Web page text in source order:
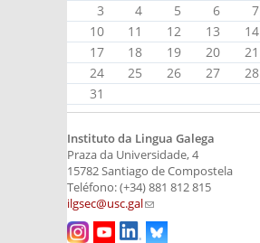
3
4 5 6 7
10
11 12 13 14
17
18 19 20 21
24
25 26 27 28
31
Instituto da Lingua Galega
Praza da Universidade, 4
15782 Santiago de Compostela
Teléfono: (+34) 881 812 815
ilgsec@usc.gal(link sends e-mail)